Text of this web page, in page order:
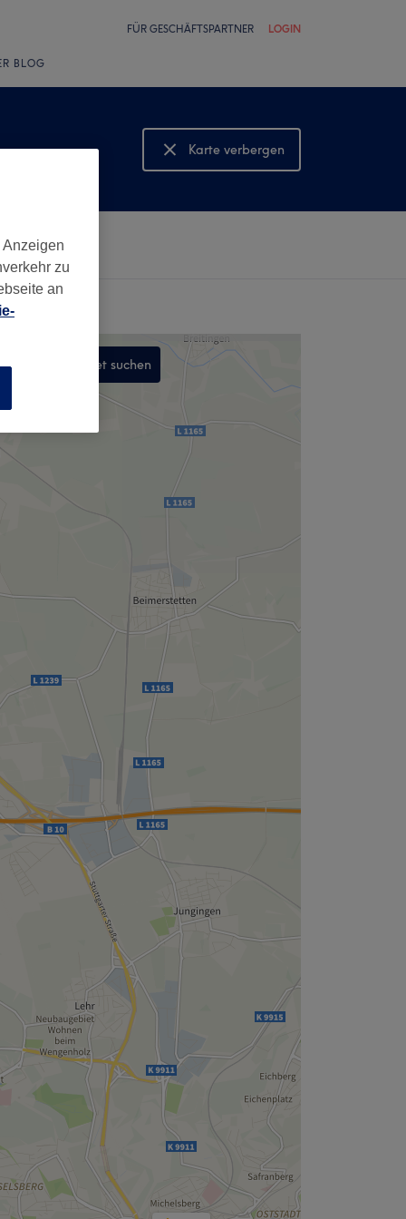
FÜR GESCHÄFTSPARTNER LOGIN
BLOG
Karte verbergen
Karte anzeigen
In diesem Gebiet suchen
zu
an